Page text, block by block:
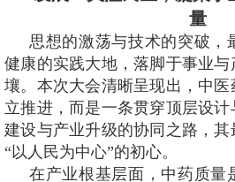
量
思想的激荡与技术的突破，
健康的实践大地，落脚于事业
壤。本次大会清晰呈现出，中
立推进，而是一条贯穿顶层设
建设与产业升级的协同之路，
“以人民为中心”的初心。
在产业根基层面，中药质量